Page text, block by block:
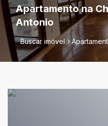
Apartamento na
Antonio
Buscar imóvel